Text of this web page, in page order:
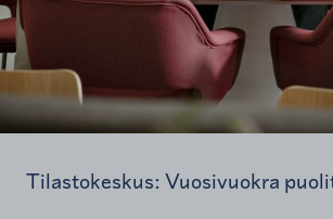
Tilastokeskus: Vuosivuokra